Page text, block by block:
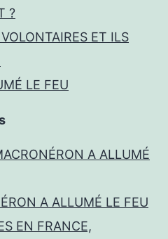
?
ET ILS
LE FEU
A ALLUMÉ
A ALLUMÉ LE FEU
EN FRANCE,